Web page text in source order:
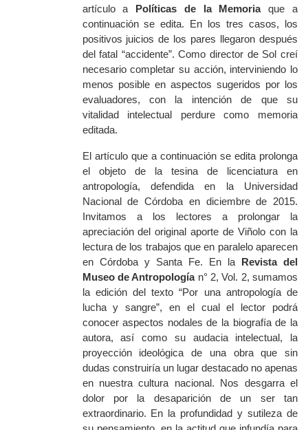
artículo a Políticas de la Memoriaque a
continuación se edita. En los tres casos, los
positivos juicios de los pares llegaron después
del fatal “accidente”. Como director de Sol creí
necesario completar su acción, interviniendo lo
menos posible en aspectos sugeridos por los
evaluadores, con la intención de que su
vitalidad intelectual perdure como memoria
editada.
El artículo que a continuación se edita prolonga
el objeto de la tesina de licenciatura en
antropología, defendida en la Universidad
Nacional de Córdoba en diciembre de 2015.
Invitamos a los lectores a prolongar la
apreciación del original aporte de Viñolo con la
lectura de los trabajos que en paralelo aparecen
en Córdoba y Santa Fe. En la Revista del
Museo de Antropologían° 2, Vol. 2, sumamos
la edición del texto “Por una antropología de
lucha y sangre”, en el cual el lector podrá
conocer aspectos nodales de la biografía de la
autora, así como su audacia intelectual, la
proyección ideológica de una obra que sin
dudas construiría un lugar destacado no apenas
en nuestra cultura nacional. Nos desgarra el
dolor por la desaparición de un ser tan
extraordinario. En la profundidad y sutileza de